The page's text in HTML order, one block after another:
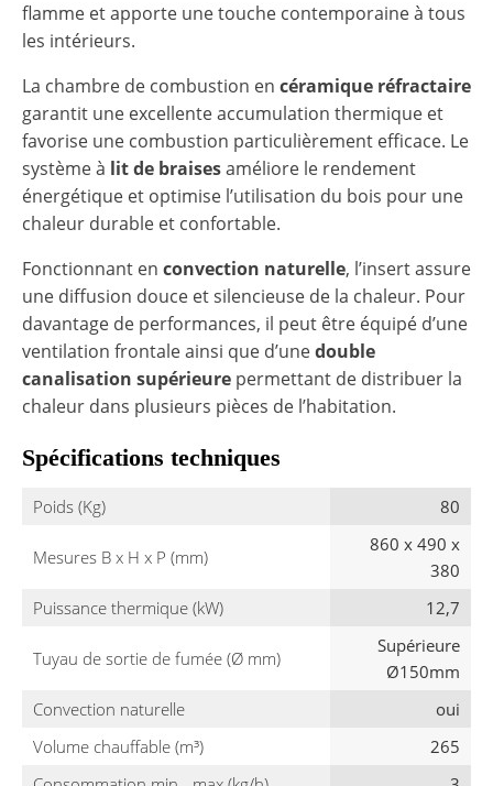
flamme et apporte une touche contemporaine à tous
les intérieurs.
La chambre de combustion en céramique réfractaire
garantit une excellente accumulation thermique et
favorise une combustion particulièrement efficace. Le
système à lit de braisesaméliore le rendement
énergétique et optimise l’utilisation du bois pour une
chaleur durable et confortable.
Fonctionnant en convection naturelle, l’insert assure
une diffusion douce et silencieuse de la chaleur. Pour
davantage de performances, il peut être équipé d’une
ventilation frontale ainsi que d’unedouble
canalisation supérieure permettant de distribuer la
chaleur dans plusieurs pièces de l’habitation.
Spécifications techniques
Poids (Kg) 80
Mesures B x H x P (mm)
860 x 490 x
380
Puissance thermique (kW)
12,7
Tuyau de sortie de fumée (Ø mm)
Supérieure
Ø150mm
Convection naturelle
oui
Volume chauffable (m³)
265